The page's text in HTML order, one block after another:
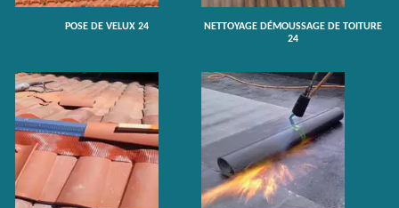
POSE DE VELUX 24
NETTOYAGE DÉMOUSSAGE DE TOITURE
24